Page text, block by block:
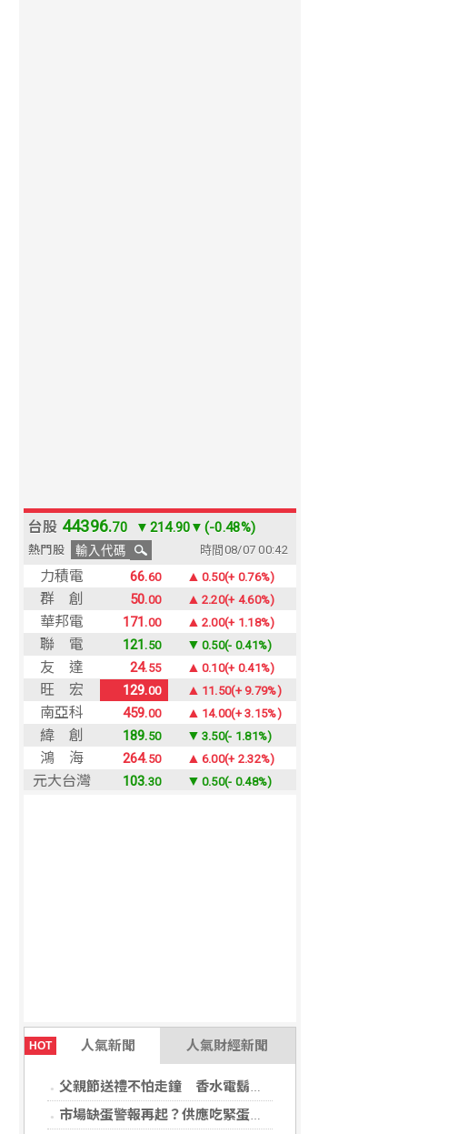
HOT 人氣新聞 人氣財經新聞
父親節送禮不怕走鐘 香水電鬍刀千年不敗
市場缺蛋警報再起？供應吃緊蛋價蠢蠢欲動